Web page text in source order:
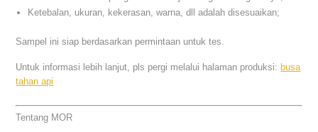
Ketebalan, ukuran, kekerasan, warna, dll adalah disesuaikan;
Sampel ini siap berdasarkan permintaan untuk tes.
Untuk informasi lebih lanjut, pls pergi melalui halaman produksi: busa
tahan api
Tentang MOR